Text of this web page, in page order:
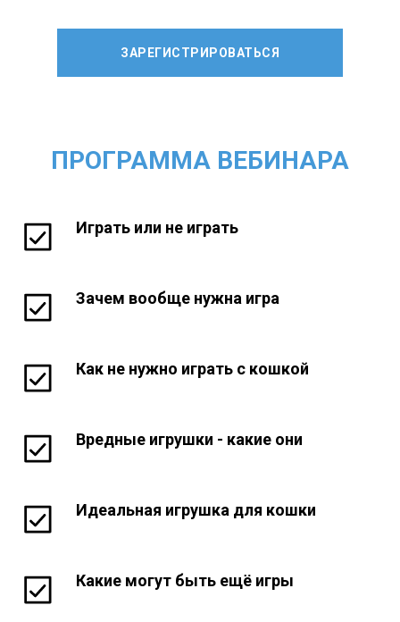
ЗАРЕГИСТРИРОВАТЬСЯ
ПРОГРАММА ВЕБИНАРА
Играть или не играть
Зачем вообще нужна игра
Как не нужно играть с кошкой
Вредные игрушки - какие они
Идеальная игрушка для кошки
Какие могут быть ещё игры